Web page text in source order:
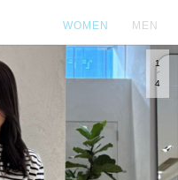
WOMEN MEN
1
4